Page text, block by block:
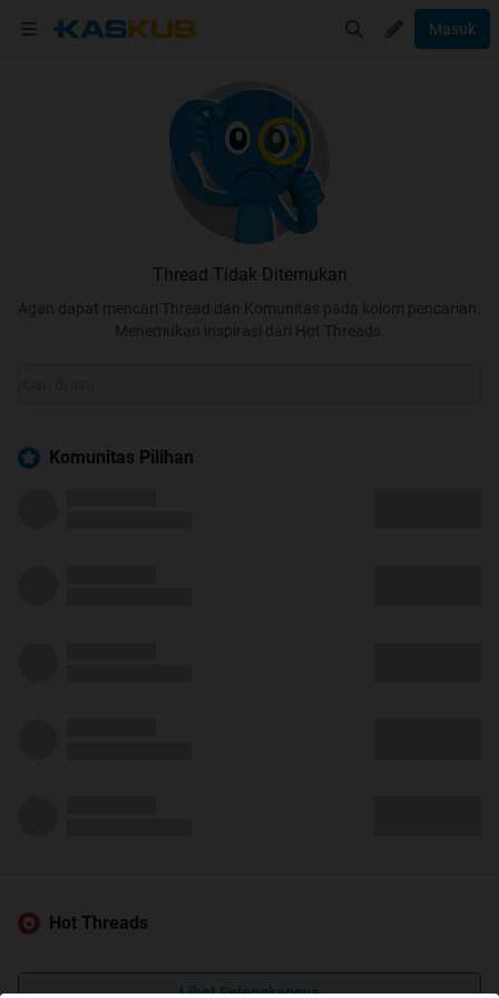
Masuk
Thread Tidak Ditemukan
Agan dapat mencari Thread dan Komunitas pada kolom pencarian.
Menemukan inspirasi dari Hot Threads.
Komunitas Pilihan
Hot Threads
Lihat Selengkapnya